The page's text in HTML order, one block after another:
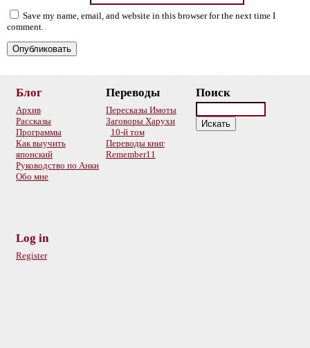
Save my name, email, and website in this browser for the next time I
comment.
Блог
Архив
Рассказы
Программы
Как выучить
японский
Руководство по Анки
Обо мне
Переводы
Пересказы Имоты
Заговоры Харухи
10-й том
Переводы книг
Remember11
Поиск
Log in
Register